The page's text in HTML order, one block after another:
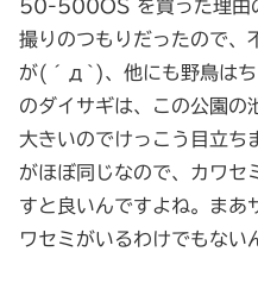
50-500OS を買った理由
撮りのつもりだったので、
が(´д`)、他にも野鳥はち
のダイサギは、この公園の
大きいのでけっこう目立ち
がほぼ同じなので、カワセ
すと良いんですよね。まあ
ワセミがいるわけでもない